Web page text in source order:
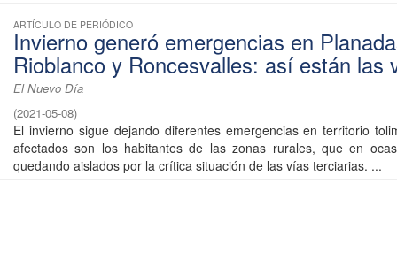
ARTÍCULO DE PERIÓDICO
Invierno generó emergencias en
Rioblanco y Roncesvalles: así están las
El Nuevo Día
(2021-05-08)
El invierno sigue dejando diferentes emergencias en territorio
afectados son los habitantes de las zonas rurales, que en
quedando aislados por la crítica situación de las vías terciarias. ...